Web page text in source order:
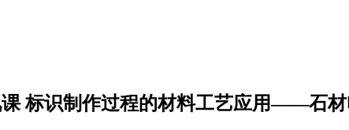
标识制作过程的材料工艺应用——石